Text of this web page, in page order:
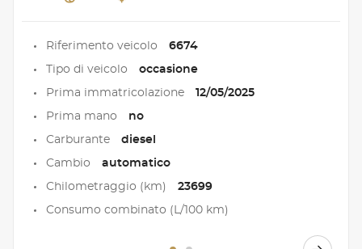
Riferimento veicolo 6674
Tipo di veicolo occasione
Prima immatricolazione 12/05/2025
Prima mano no
Carburante diesel
Cambio automatico
Chilometraggio (km) 23699
Consumo combinato (L/100 km)